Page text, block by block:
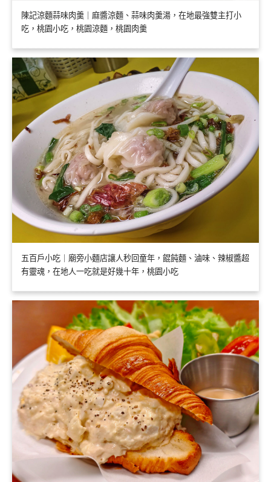
陳記涼麵蒜味肉羹｜麻醬涼麵、蒜味肉羹湯，在地最強雙主打小
吃，桃園小吃，桃園涼麵，桃園肉羹
五百戶小吃｜廟旁小麵店讓人秒回童年，餛飩麵、滷味、辣椒醬超
有靈魂，在地人一吃就是好幾十年，桃園小吃